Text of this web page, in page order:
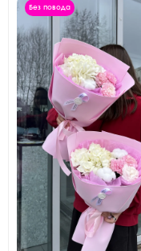
Без повода